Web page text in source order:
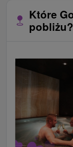
Które
pobliżu?